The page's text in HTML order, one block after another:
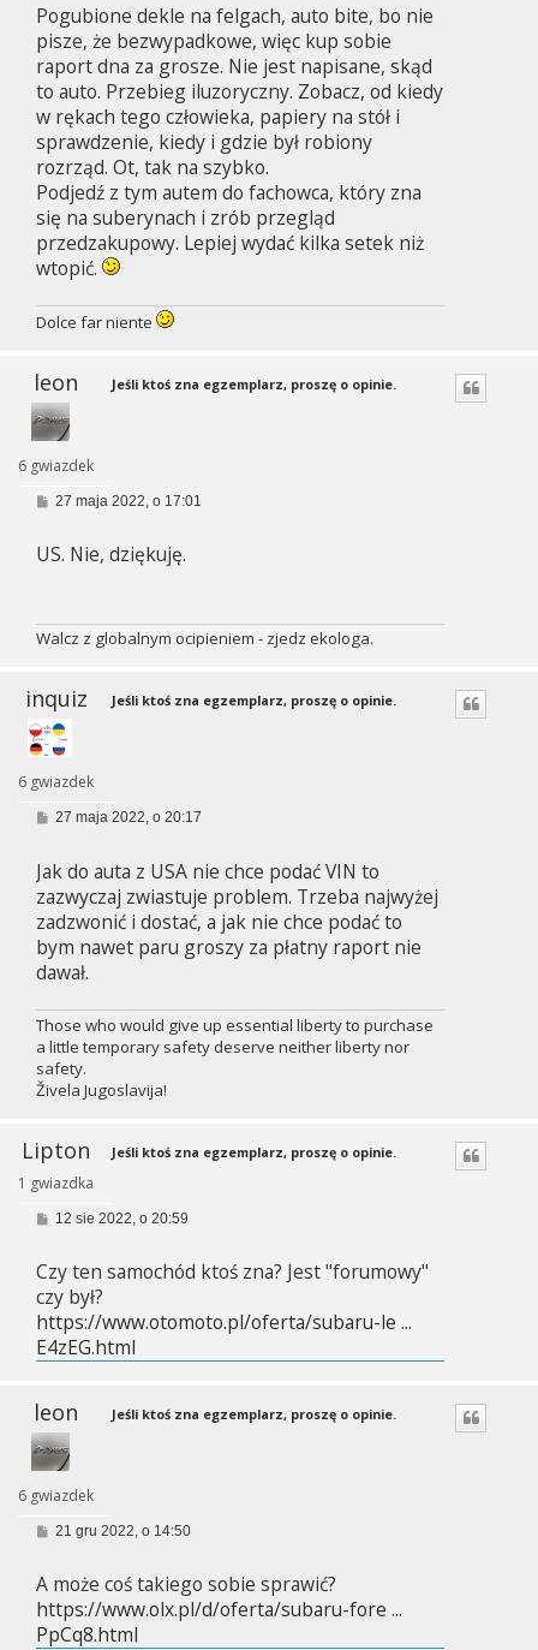
t
Pogubione dekle na felgach, auto bite, bo nie
pisze, że bezwypadkowe, więc kup sobie
raport dna za grosze. Nie jest napisane, skąd
to auto. Przebieg iluzoryczny. Zobacz, od kiedy
w rękach tego człowieka, papiery na stół i
sprawdzenie, kiedy i gdzie był robiony
rozrząd. Ot, tak na szybko.
Podjedź z tym autem do fachowca, który zna
się na suberynach i zrób przegląd
przedzakupowy. Lepiej wydać kilka setek niż
wtopić.
Dolce far niente
leon
6 gwiazdek
Jeśli ktoś zna egzemplarz, proszę o opinie.
P
t
27 maja 2022, o 17:01
US. Nie, dziękuję.
Walcz z globalnym ocipieniem - zjedz ekologa.
inquiz
6 gwiazdek
Jeśli ktoś zna egzemplarz, proszę o opinie.
P
t
27 maja 2022, o 20:17
Jak do auta z USA nie chce podać VIN to
zazwyczaj zwiastuje problem. Trzeba najwyżej
zadzwonić i dostać, a jak nie chce podać to
bym nawet paru groszy za płatny raport nie
dawał.
Those who would give up essential liberty to purchase
a little temporary safety deserve neither liberty nor
safety.
Živela Jugoslavija!
Lipton
1 gwiazdka
Jeśli ktoś zna egzemplarz, proszę o opinie.
P
t
12 sie 2022, o 20:59
Czy ten samochód ktoś zna? Jest "forumowy"
czy był?
https://www.otomoto.pl/oferta/subaru-le ...
E4zEG.html
leon
6 gwiazdek
Jeśli ktoś zna egzemplarz, proszę o opinie.
P21 gru 2022, o 14:50
A może coś takiego sobie sprawić?
https://www.olx.pl/d/oferta/subaru-fore ...
PpCq8.html